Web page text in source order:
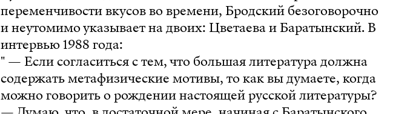
переменчивости вкусов во времени, Бродский безоговорочно
и неутомимо указывает на двоих: Цветаева и Баратынский. В
интервью 1988 года:
" — Если согласиться с тем, что большая литература должна
содержать метафизические мотивы, то как вы думаете, когда
можно говорить о рождении настоящей русской литературы?